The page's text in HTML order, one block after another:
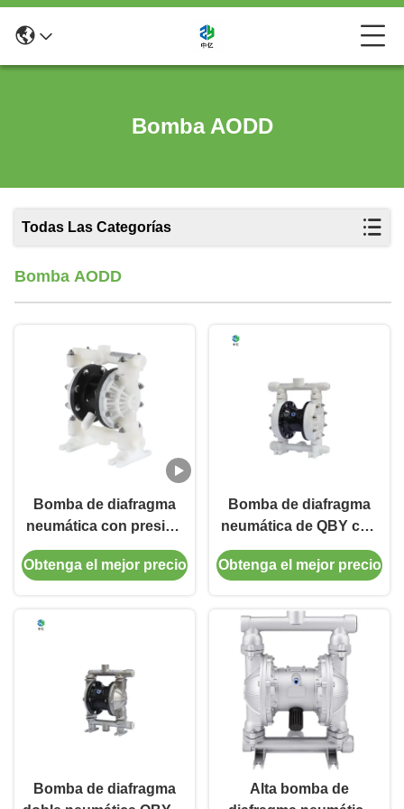
Bomba AODD
Todas Las Categorías
Bomba AODD
Bomba de diafragma
neumática con presión
de hasta 300 PSI, de
fácil mantenimiento y
Obtenga el mejor precio
Bomba de diafragma
neumática de QBY con
el diámetro máximo
hasta 10m m de la
Obtenga el mejor precio
Bomba de diafragma
Alta bomba de